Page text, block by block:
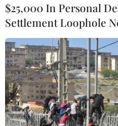
UAE đã chọn Thái Lan là nơi
gặp Việt Nam, thay vì sớm tới
$25,000 In Personal
Settlement Loophole